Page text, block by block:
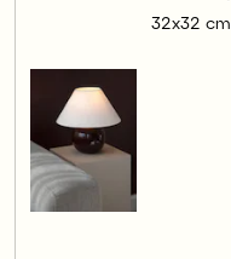
32x32 cm